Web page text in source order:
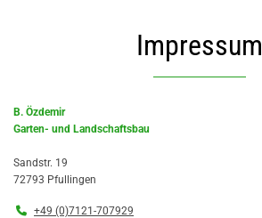
Impressum
B. Özdemir
Garten- und Landschaftsbau
Sandstr. 19
72793 Pfullingen
 +49 (0)7121-707929